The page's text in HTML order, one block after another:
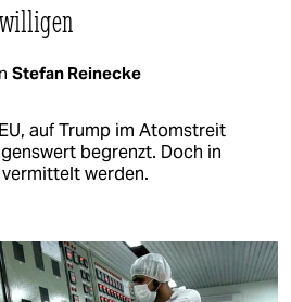
Stefan Reinecke
auf Trump im Atomstreit
begrenzt. Doch in
werden.